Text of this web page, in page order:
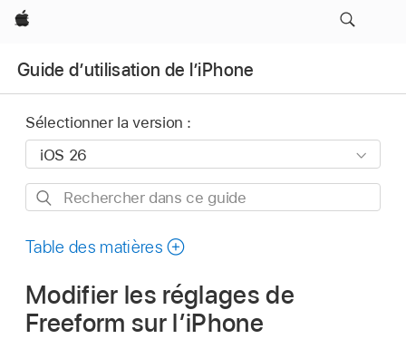
Apple
Guide d’utilisation de l’iPhone
Sélectionner la version :
Rechercher
ce
Table des matières
Modifier les réglages de
Freeform sur l’iPhone